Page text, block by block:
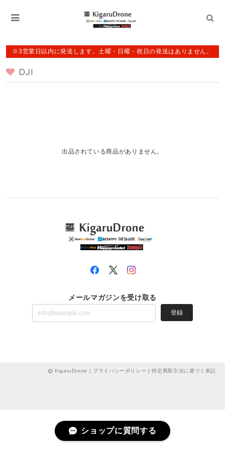
※3営業日以内に発送します。土曜・日曜・祝日の発送はありません。
DJI
出品されている商品がありません。
メールマガジンを受け取る
登録
KigaruDrone | プライバシーポリシー |特定商取引法に基づく表記
ショップに質問する